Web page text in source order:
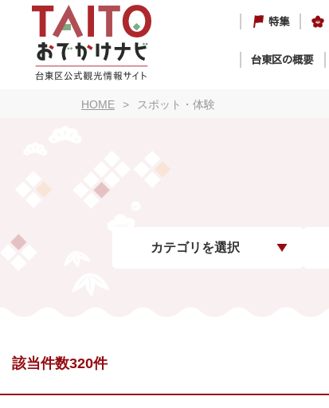
特集
台東区の概要
HOME スポット・体験
カテゴリを選択
該当件数320件